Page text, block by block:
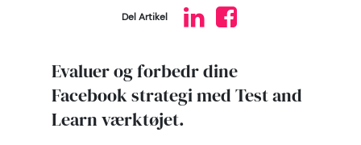
Del Artikel
Evaluer og forbedr dine
Facebook strategi med Test and
Learn værktøjet.